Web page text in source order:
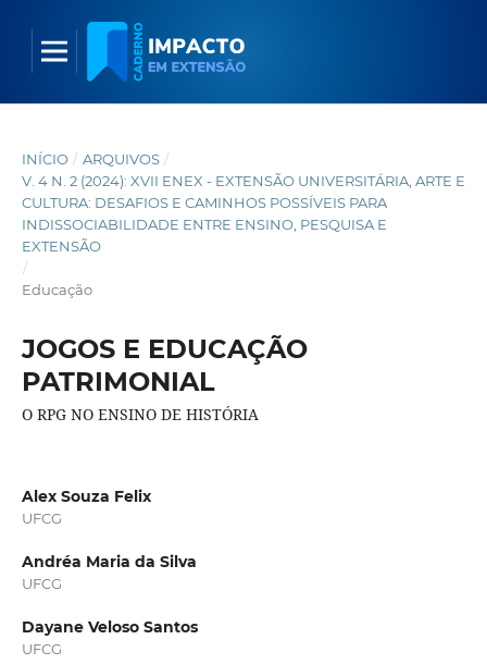
INÍCIO / ARQUIVOS /
V. 4 N. 2 (2024): XVII ENEX - EXTENSÃO UNIVERSITÁRIA, ARTE E
CULTURA: DESAFIOS E CAMINHOS POSSÍVEIS PARA
INDISSOCIABILIDADE ENTRE ENSINO, PESQUISA E
EXTENSÃO
/
Educação
JOGOS E EDUCAÇÃO
PATRIMONIAL
O RPG NO ENSINO DE HISTÓRIA
Alex Souza Felix
UFCG
Andréa Maria da Silva
UFCG
Dayane Veloso Santos
UFCG